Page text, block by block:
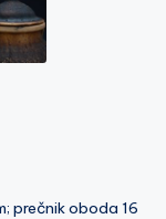
prečnik oboda 16